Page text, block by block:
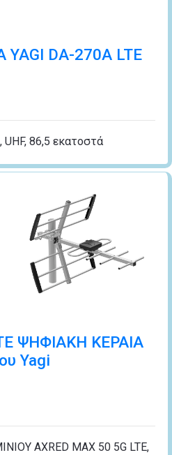
YAGI DA-270A LTE
UHF, 86,5 εκατοστά
ΨΗΦΙΑΚΗ ΚΕΡΑΙΑ
Yagi
AXRED MAX 50 5G LTE,